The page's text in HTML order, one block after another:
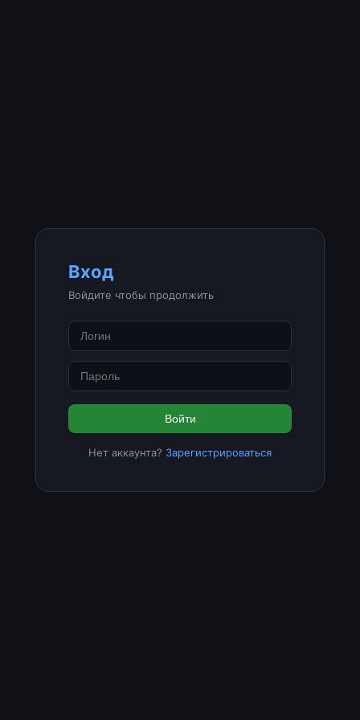
Вход
Войдите чтобы продолжить
Войти
Нет аккаунта? Зарегистрироваться